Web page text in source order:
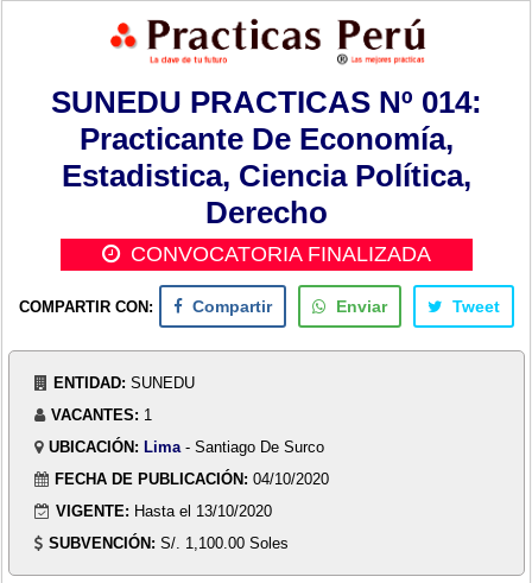
SUNEDU PRACTICAS Nº 014:
Practicante De Economía,
Estadistica, Ciencia Política,
Derecho
CONVOCATORIA FINALIZADA
COMPARTIR CON: Compartir Enviar Tweet
ENTIDAD: SUNEDU
VACANTES: 1
UBICACIÓN: Lima - Santiago De Surco
FECHA DE PUBLICACIÓN: 04/10/2020
VIGENTE: Hasta el 13/10/2020
SUBVENCIÓN: S/. 1,100.00 Soles